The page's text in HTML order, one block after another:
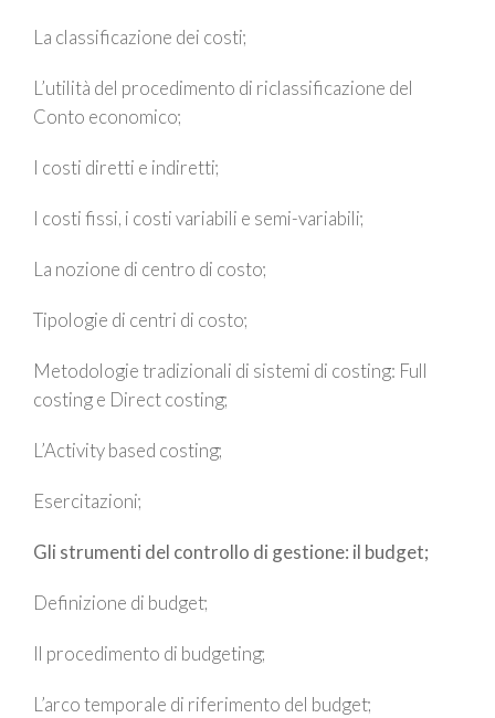
La classificazione dei costi;
L’utilità del procedimento di riclassificazione del
Conto economico;
I costi diretti e indiretti;
I costi fissi, i costi variabili e semi-variabili;
La nozione di centro di costo;
Tipologie di centri di costo;
Metodologie tradizionali di sistemi di costing: Full
costing e Direct costing;
L’Activity based costing;
Esercitazioni;
Gli strumenti del controllo di gestione: il budget;
Definizione di budget;
Il procedimento di budgeting;
L’arco temporale di riferimento del budget;